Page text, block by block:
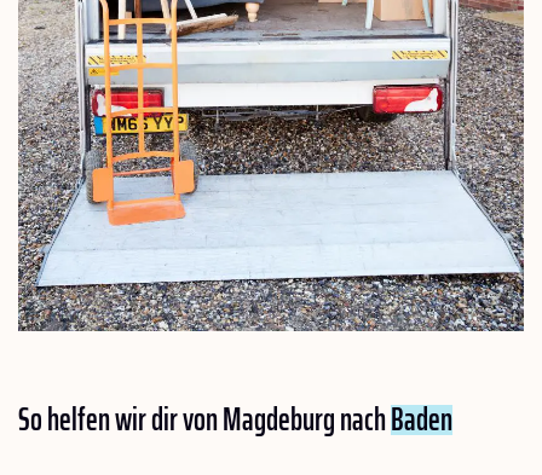
So helfen wir dir von Magdeburg nachBaden